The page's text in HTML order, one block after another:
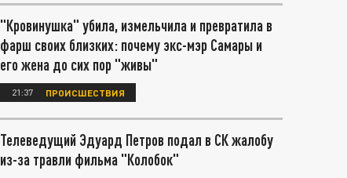
"Кровинушка" убила, измельчила и превратила в
фарш своих близких: почему экс-мэр Самары и
его жена до сих пор "живы"
21:37 ПРОИСШЕСТВИЯ
Телеведущий Эдуард Петров подал в СК жалобу
из-за травли фильма "Колобок"